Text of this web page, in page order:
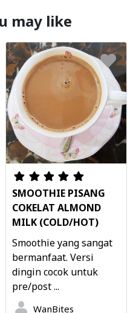
may like
SMOOTHIE PISANG
COKELAT ALMOND
MILK (COLD/HOT)
Smoothie yang sangat
bermanfaat. Versi
dingin cocok untuk
pre/post ...
WanBites